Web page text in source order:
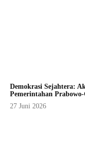
Demokrasi Sejahtera:
Pemerintahan
27 Juni 2026